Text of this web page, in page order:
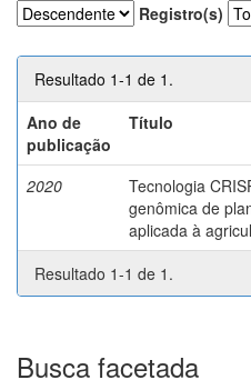
Registro(s)
Resultado 1-1 de 1.
Ano de
publicação
Título
2020
Tecnologia
genômica de
aplicada à
Resultado 1-1 de 1.
Busca facetada